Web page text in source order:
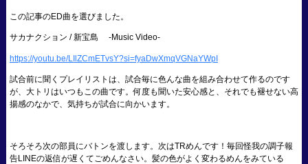
この記事のED曲を選びました。
サカナクション / 新宝島 -Music Video-
https://youtu.be/LIlZCmETvsY?si=fyaDwXmqVGNaYWpI
試合前に聞くプレイリストは、試合毎に色んな曲を組み合わせて作るのです
が、大トリはいつもこの曲です。何度も聞いた安心感と、それでも褪せない高
揚感のなかで、気持ちが試合に向かいます。
そろそろ次の部員にバトンを渡します。次はTRめんです！毎回怪我の調子報
告LINEの返信が遅くてごめんなさい。髪の色がよく変わるめんをみている